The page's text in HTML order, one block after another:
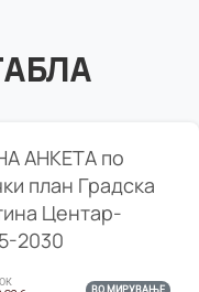
АНКЕТА по
план Градска
Центар-
2030
ВО МИРУВАЊЕ